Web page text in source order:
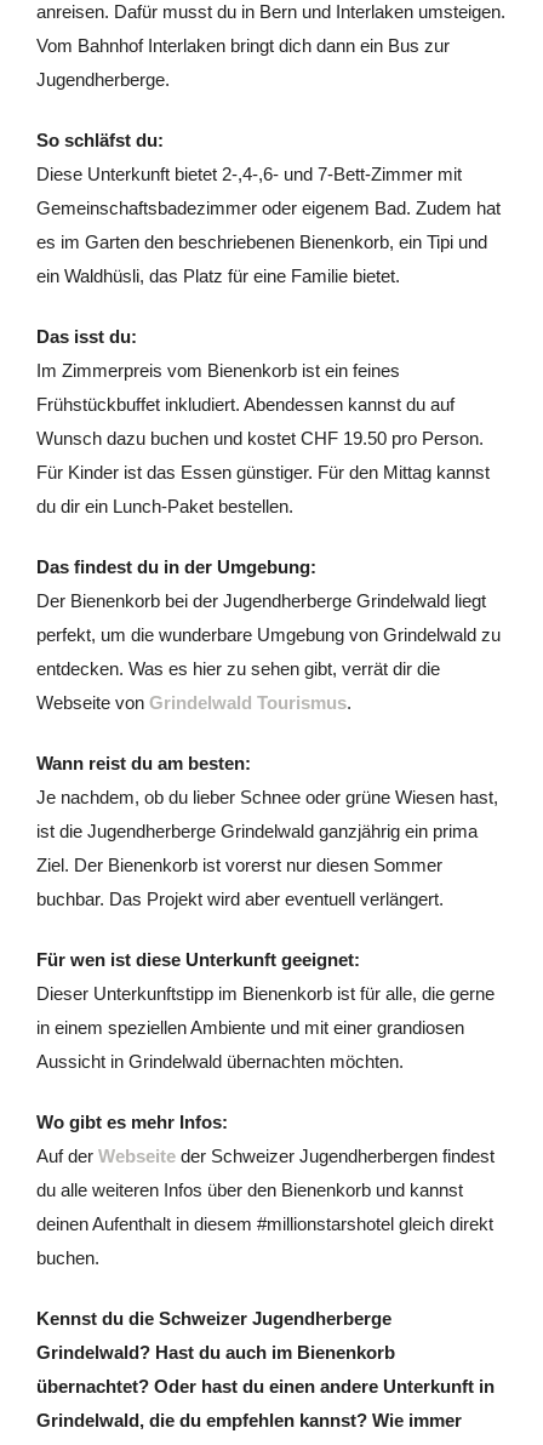
anreisen. Dafür musst du in Bern und Interlaken umsteigen.
Vom Bahnhof Interlaken bringt dich dann ein Bus zur
Jugendherberge.
So schläfst du:
Diese Unterkunft bietet 2-,4-,6- und 7-Bett-Zimmer mit
Gemeinschaftsbadezimmer oder eigenem Bad. Zudem hat
es im Garten den beschriebenen Bienenkorb, ein Tipi und
ein Waldhüsli, das Platz für eine Familie bietet.
Das isst du:
Im Zimmerpreis vom Bienenkorb ist ein feines
Frühstückbuffet inkludiert. Abendessen kannst du auf
Wunsch dazu buchen und kostet CHF 19.50 pro Person.
Für Kinder ist das Essen günstiger. Für den Mittag kannst
du dir ein Lunch-Paket bestellen.
Das findest du in der Umgebung:
Der Bienenkorb bei der Jugendherberge Grindelwald liegt
perfekt, um die wunderbare Umgebung von Grindelwald zu
entdecken. Was es hier zu sehen gibt, verrät dir die
Webseite von Grindelwald Tourismus.
Wann reist du am besten:
Je nachdem, ob du lieber Schnee oder grüne Wiesen hast,
ist die Jugendherberge Grindelwald ganzjährig ein prima
Ziel. Der Bienenkorb ist vorerst nur diesen Sommer
buchbar. Das Projekt wird aber eventuell verlängert.
Für wen ist diese Unterkunft geeignet:
Dieser Unterkunftstipp im Bienenkorb ist für alle, die gerne
in einem speziellen Ambiente und mit einer grandiosen
Aussicht in Grindelwald übernachten möchten.
Wo gibt es mehr Infos:
Auf der Webseite der Schweizer Jugendherbergen findest
du alle weiteren Infos über den Bienenkorb und kannst
deinen Aufenthalt in diesem #millionstarshotel gleich direkt
buchen.
Kennst du die Schweizer Jugendherberge
Grindelwald? Hast du auch im Bienenkorb
übernachtet? Oder hast du einen andere Unterkunft in
Grindelwald, die du empfehlen kannst? Wie immer